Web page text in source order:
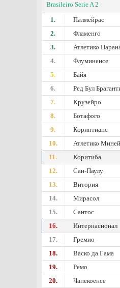
Brasileiro Serie A 2
1.
Палмейрас
2.
Фламенго
3.
Атлетико
4.
Флуминенсе
5.
Байя
6.
Ред Бул
7.
Крузейро
8.
Ботафого
9.
Коринтианс
10.
Атлетико
11.
Коритиба
12.
Сан-Паулу
13.
Витория
14.
Мирасол
15.
Сантос
16.
Интернасионал
17.
Гремио
18.
Васко да Гама
19.
Ремо
20.
Чапекоенсе